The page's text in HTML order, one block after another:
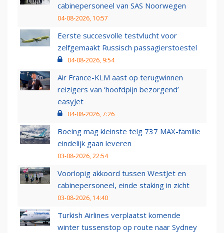
cabinepersoneel van SAS Noorwegen
04-08-2026, 10:57
Eerste succesvolle testvlucht voor
zelfgemaakt Russisch passagierstoestel
04-08-2026, 9:54
Air France-KLM aast op terugwinnen
reizigers van ‘hoofdpijn bezorgend’
easyJet
04-08-2026, 7:26
Boeing mag kleinste telg 737 MAX-familie
eindelijk gaan leveren
03-08-2026, 22:54
Voorlopig akkoord tussen WestJet en
cabinepersoneel, einde staking in zicht
03-08-2026, 14:40
Turkish Airlines verplaatst komende
winter tussenstop op route naar Sydney